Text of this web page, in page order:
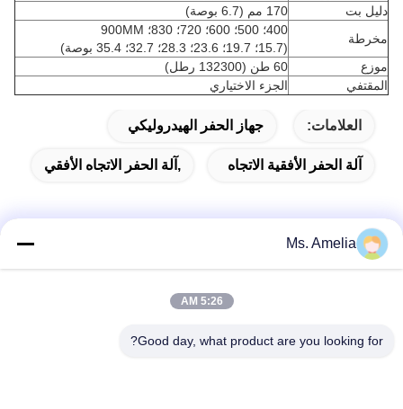
دليل بت
170 مم (6.7 بوصة)
مخرطة
400؛ 500؛ 600؛ 720؛ 830؛ 900MM
(15.7؛ 19.7؛ 23.6؛ 28.3؛ 32.7؛ 35.4 بوصة)
موزع
60 طن (132300 رطل)
المقتفي
الجزء الاختياري
العلامات: جهاز الحفر الهيدروليكي
آلة الحفر الأفقية الاتجاه ,آلة الحفر الاتجاه الأفقي
لا، لا، لا122شارع شيزانغ، مدينة ووشي، مقاطعة جيانغسو،
Ms. Amelia
5:26 AM
Good day, what product are you looking for?